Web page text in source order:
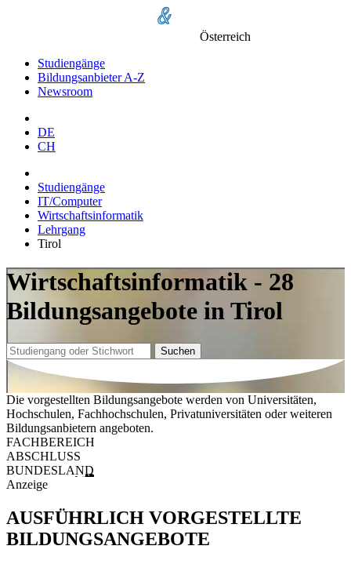
Österreich
Studiengänge
Bildungsanbieter A-Z
Newsroom
DE
CH
Studiengänge
IT/Computer
Wirtschaftsinformatik
Lehrgang
Tirol
Wirtschaftsinformatik - 28
Bildungsangebote in Tirol
Suchen
Die vorgestellten Bildungsangebote werden von Universitäten,
Hochschulen, Fachhochschulen, Privatuniversitäten oder weiteren
Bildungsanbietern angeboten.
FACHBEREICH
ABSCHLUSS
BUNDESLAND
Anzeige
AUSFÜHRLICH VORGESTELLTE
BILDUNGSANGEBOTE